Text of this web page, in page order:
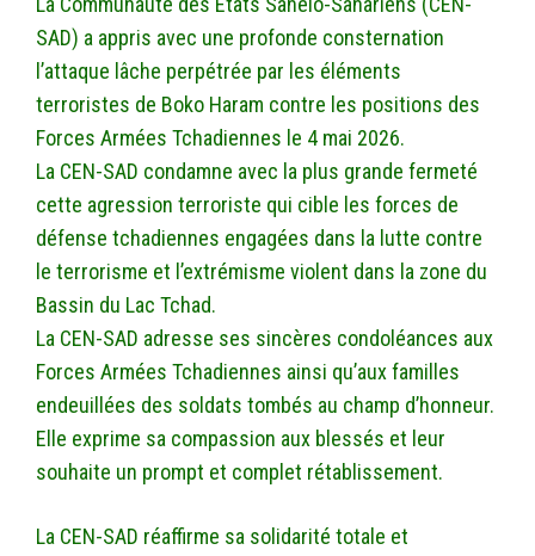
SAD) a appris avec une profonde consternation
l’attaque lâche perpétrée par les éléments
terroristes de Boko Haram contre les positions des
Forces Armées Tchadiennes le 4 mai 2026.
La CEN-SAD condamne avec la plus grande fermeté
cette agression terroriste qui cible les forces de
défense tchadiennes engagées dans la lutte contre
le terrorisme et l’extrémisme violent dans la zone du
Bassin du Lac Tchad.
La CEN-SAD adresse ses sincères condoléances aux
Forces Armées Tchadiennes ainsi qu’aux familles
endeuillées des soldats tombés au champ d’honneur.
Elle exprime sa compassion aux blessés et leur
souhaite un prompt et complet rétablissement.
La CEN-SAD réaffirme sa solidarité totale et